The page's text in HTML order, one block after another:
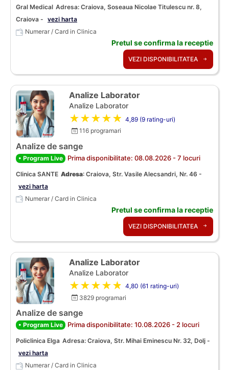
Gral Medical Adresa: Craiova, Soseaua Nicolae Titulescu nr. 8,
Craiova - vezi harta
Numerar / Card in Clinica
Pretul se confirma la receptie
VEZI DISPONIBILITATEA
Analize Laborator
Analize Laborator
★★★★★ 4,89 (9 rating-uri)
116 programari
Analize de sange
• Program Live Prima disponibilitate: 08.08.2026 - 7 locuri
Clinica SANTE Adresa: Craiova, Str. Vasile Alecsandri, Nr. 46 -
vezi harta
Numerar / Card in Clinica
Pretul se confirma la receptie
VEZI DISPONIBILITATEA
Analize Laborator
Analize Laborator
★★★★★ 4,80 (61 rating-uri)
3829 programari
Analize de sange
• Program Live Prima disponibilitate: 10.08.2026 - 2 locuri
Policlinica Elga Adresa: Craiova, Str. Mihai Eminescu Nr. 32, Dolj -
vezi harta
Numerar / Card in Clinica